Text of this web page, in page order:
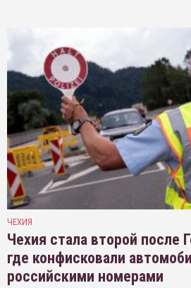
ЧЕХИЯ
Чехия стала второй после
где конфисковали
российскими номерами